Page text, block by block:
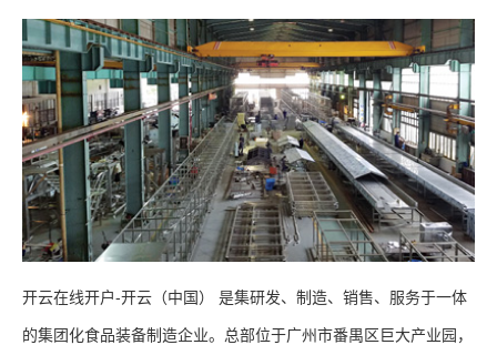
开云在线开户-开云（中国） 是集研发、制造、销售、服务于一体
的集团化食品装备制造企业。总部位于广州市番禺区巨大产业园，